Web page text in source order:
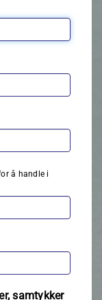
å handle i
samtykker